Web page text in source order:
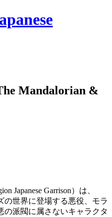
Mandalorian &
Japanese Garrison）は、
の世界に登場する悪役、モラ
の派閥に属さないキャラクタ